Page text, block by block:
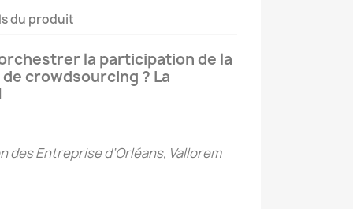
du produit
la participation de la
crowdsourcing ? La
des Entreprise d’Orléans, Vallorem